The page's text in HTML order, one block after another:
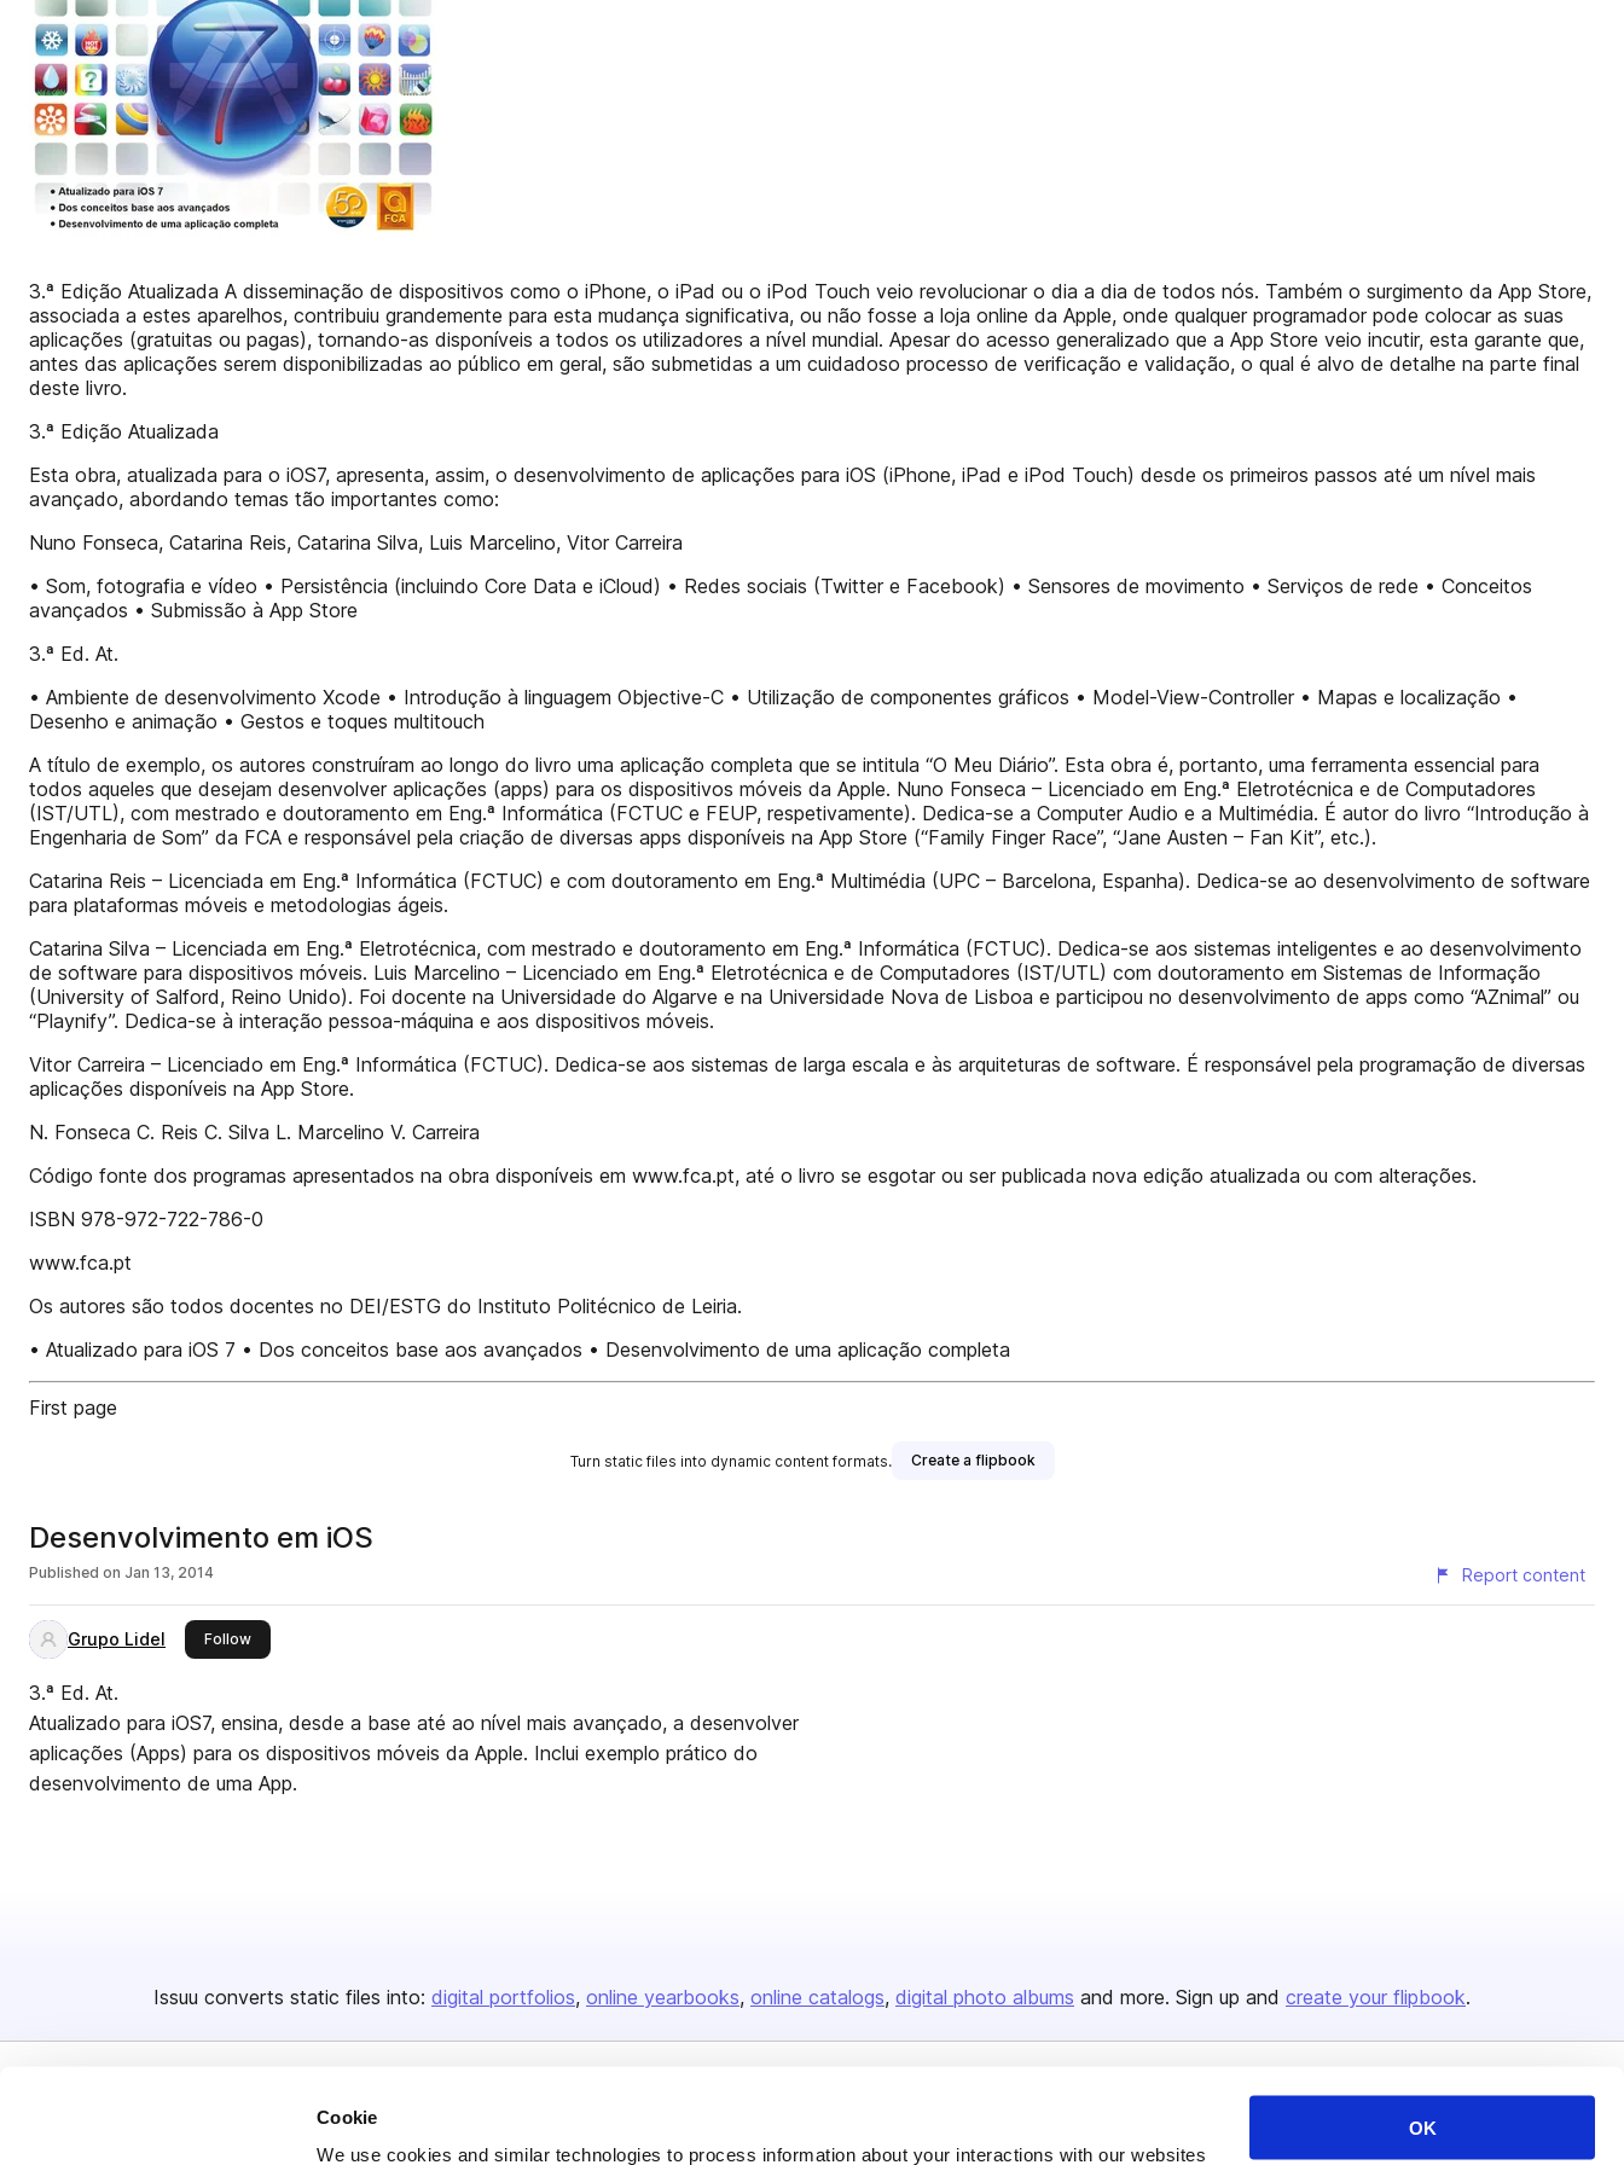
Cookie
We use cookies and similar technologies to process information about your interactions with our websites
OK
3.ª Edição Atualizada A disseminação de dispositivos como o iPhone, o iPad ou o iPod Touch veio revolucionar o dia a dia de todos nós. Também o surgimento da App Store,
associada a estes aparelhos, contribuiu grandemente para esta mudança significativa, ou não fosse a loja online da Apple, onde qualquer programador pode colocar as suas
aplicações (gratuitas ou pagas), tornando-as disponíveis a todos os utilizadores a nível mundial. Apesar do acesso generalizado que a App Store veio incutir, esta garante que,
antes das aplicações serem disponibilizadas ao público em geral, são submetidas a um cuidadoso processo de verificação e validação, o qual é alvo de detalhe na parte final
deste livro.
3.ª Edição Atualizada
Esta obra, atualizada para o iOS7, apresenta, assim, o desenvolvimento de aplicações para iOS (iPhone, iPad e iPod Touch) desde os primeiros passos até um nível mais
avançado, abordando temas tão importantes como:
Nuno Fonseca, Catarina Reis, Catarina Silva, Luis Marcelino, Vitor Carreira
• Som, fotografia e vídeo • Persistência (incluindo Core Data e iCloud) • Redes sociais (Twitter e Facebook) • Sensores de movimento • Serviços de rede • Conceitos
avançados • Submissão à App Store
3.ª Ed. At.
• Ambiente de desenvolvimento Xcode • Introdução à linguagem Objective-C • Utilização de componentes gráficos • Model-View-Controller • Mapas e localização •
Desenho e animação • Gestos e toques multitouch
A título de exemplo, os autores construíram ao longo do livro uma aplicação completa que se intitula “O Meu Diário”. Esta obra é, portanto, uma ferramenta essencial para
todos aqueles que desejam desenvolver aplicações (apps) para os dispositivos móveis da Apple. Nuno Fonseca – Licenciado em Eng.ª Eletrotécnica e de Computadores
(IST/UTL), com mestrado e doutoramento em Eng.ª Informática (FCTUC e FEUP, respetivamente). Dedica-se a Computer Audio e a Multimédia. É autor do livro “Introdução à
Engenharia de Som” da FCA e responsável pela criação de diversas apps disponíveis na App Store (“Family Finger Race”, “Jane Austen – Fan Kit”, etc.).
Catarina Reis – Licenciada em Eng.ª Informática (FCTUC) e com doutoramento em Eng.ª Multimédia (UPC – Barcelona, Espanha). Dedica-se ao desenvolvimento de software
para plataformas móveis e metodologias ágeis.
Catarina Silva – Licenciada em Eng.ª Eletrotécnica, com mestrado e doutoramento em Eng.ª Informática (FCTUC). Dedica-se aos sistemas inteligentes e ao desenvolvimento
de software para dispositivos móveis. Luis Marcelino – Licenciado em Eng.ª Eletrotécnica e de Computadores (IST/UTL) com doutoramento em Sistemas de Informação
(University of Salford, Reino Unido). Foi docente na Universidade do Algarve e na Universidade Nova de Lisboa e participou no desenvolvimento de apps como “AZnimal” ou
“Playnify”. Dedica-se à interação pessoa-máquina e aos dispositivos móveis.
Vitor Carreira – Licenciado em Eng.ª Informática (FCTUC). Dedica-se aos sistemas de larga escala e às arquiteturas de software. É responsável pela programação de diversas
aplicações disponíveis na App Store.
N. Fonseca C. Reis C. Silva L. Marcelino V. Carreira
Código fonte dos programas apresentados na obra disponíveis em www.fca.pt, até o livro se esgotar ou ser publicada nova edição atualizada ou com alterações.
ISBN 978-972-722-786-0
www.fca.pt
Os autores são todos docentes no DEI/ESTG do Instituto Politécnico de Leiria.
• Atualizado para iOS 7 • Dos conceitos base aos avançados • Desenvolvimento de uma aplicação completa
First page
Turn static files into dynamic content formats. Create a flipbook
Desenvolvimento em iOS
Published on Jan 13, 2014 Report content
Grupo Lidel Followthis publisher
3.ª Ed. At.
Atualizado para iOS7, ensina, desde a base até ao nível mais avançado, a desenvolver
aplicações (Apps) para os dispositivos móveis da Apple. Inclui exemplo prático do
desenvolvimento de uma App.
Issuu converts static files into: digital portfolios online yearbooks online catalogs digital photo albums and more. Sign up and create your flipbook.
About us Content Types